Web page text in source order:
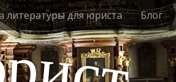
литературы для юриста Блог
р